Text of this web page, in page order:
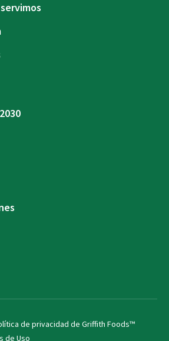
de privacidad de Griffith Foods™
de Uso